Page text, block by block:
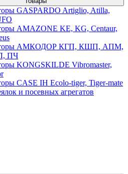
GASPARDO Artiglio, Atilla,
AMAZONE KE, KG, Centaur,
АМКОДОР КГП, КШП, АПМ,
ПЧ
KONGSKILDE Vibromaster,
CASE IH Ecolo-tiger, Tiger-mate
и посевных агрегатов